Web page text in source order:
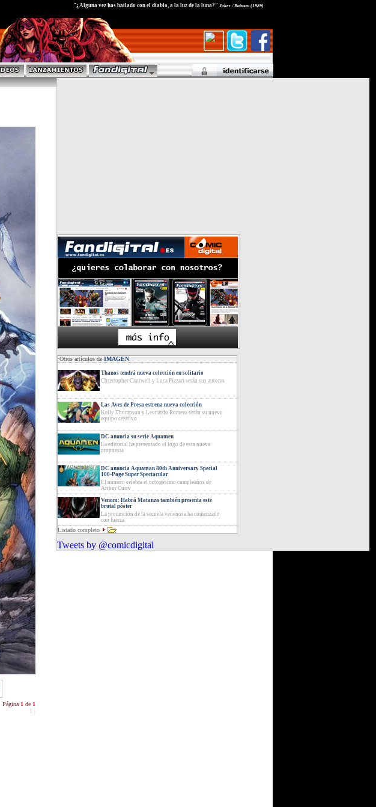
"¿Alguna vez has bailado con el diablo, a la luz de la luna?" Joker / Batman (1989)
Página 1 de 1
1
·Otros artículos deIMAGEN
Thanos tendrá nueva colección en solitario
Christopher Cantwell y Luca Pizzari serán sus autores
Las Aves de Presa estrena nueva colección
Kelly Thompson y Leonardo Romero serán su nuevo
equipo creativo
DC anuncia su serie Aquamen
La editorial ha presentado el logo de esta nueva
propuesta
DC anuncia Aquaman 80th Anniversary Special
100-Page Super Spectacular
El número celebra el octogésimo cumpleaños de
Arthur Curry
Venom: Habrá Matanza también presenta este
brutal póster
La promoción de la secuela venenosa ha comenzado
con fuerza
Listado completo
Tweets by @comicdigital